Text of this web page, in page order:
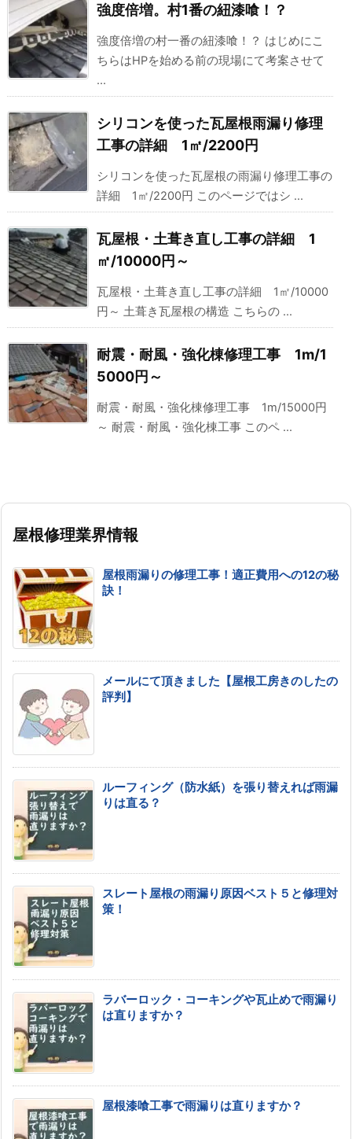
強度倍増。村1番の紐漆喰！？
強度倍増の村一番の紐漆喰！？ はじめにこ
ちらはHPを始める前の現場にて考案させて
...
シリコンを使った瓦屋根雨漏り修理
工事の詳細 1㎡/2200円
シリコンを使った瓦屋根の雨漏り修理工事の
詳細 1㎡/2200円 このページではシ ...
瓦屋根・土葺き直し工事の詳細 1
㎡/10000円～
瓦屋根・土葺き直し工事の詳細 1㎡/10000
円～ 土葺き瓦屋根の構造 こちらの ...
耐震・耐風・強化棟修理工事 1m/1
5000円～
耐震・耐風・強化棟修理工事 1m/15000円
～ 耐震・耐風・強化棟工事 このペ ...
屋根修理業界情報
屋根雨漏りの修理工事！適正費用への12の秘
訣！
メールにて頂きました【屋根工房きのしたの
評判】
ルーフィング（防水紙）を張り替えれば雨漏
りは直る？
スレート屋根の雨漏り原因ベスト５と修理対
策！
ラバーロック・コーキングや瓦止めで雨漏り
は直りますか？
屋根漆喰工事で雨漏りは直りますか？